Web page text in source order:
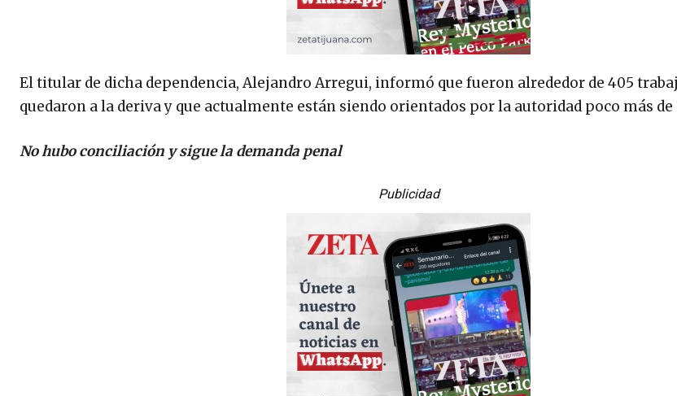
El titular de dicha dependencia, Alejandro Arregui, informó que fueron alrededor de 405
quedaron a la deriva y que actualmente están siendo orientados por la autoridad poco más de
No hubo conciliación y sigue la demanda penal
Publicidad